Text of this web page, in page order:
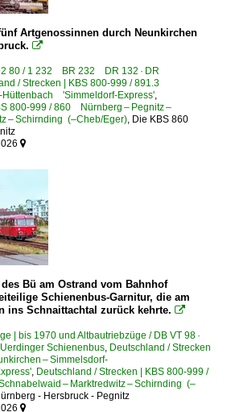
· DR 01.20 ·DRG-Einheitslok·
011 ·DB-Umbau·
012 ·DB-Umbau·
018 bayer. S 3/6
·DB-Neubau·
053 ·DB-Umbau·
053 · DR 50.1-31 ·DRG-Einheitslok·
7/52.9 ·Kriegslok·
·DR-Rekolok·
093 · DR 93.1-6 preuß. T 14.1
Artgenossinnen durch Neunkirchen

80 / 1 232 BR 232 DR 132 · DR
/ Strecken | KBS 800-999 / 891.3
Hüttenbach 'Simmeldorf-Express',
800-999 / 860 Nürnberg – Pegnitz –
– Schirnding (–Cheb/Eger), Die KBS 860

Bü am Ostrand vom Bahnhof
Schienenbus-Garnitur, die am
ins Schnaittachtal zurück kehrte. 
| bis 1970 und Altbautriebzüge / DB VT 98 ·
Schienenbus, Deutschland / Strecken
– Simmelsdorf-
, Deutschland / Strecken | KBS 800-999 /
– Marktredwitz – Schirnding (–
- Hersbruck - Pegnitz
